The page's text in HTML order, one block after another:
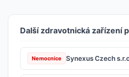
Další zdravotnická zařízení
Nemocnice Synexus Czech